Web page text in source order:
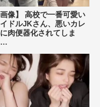
画像】 高校で一番可愛い
ドルJKさん、悪いカレ
肉便器化されてしま
…